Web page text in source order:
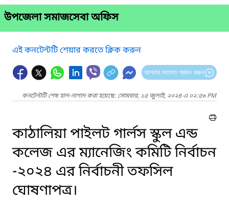
উপজেলা সমাজসেবা অফিস
এই কনটেন্টটি শেয়ার করতে ক্লিক করুন
আপনার মতামত প্রদান করুন
কনটেন্টটি শেষ হাল-নাগাদ করা হয়েছে: সোমবার, ১৫ জুলাই, ২০২৪ এ ০২:৫৬ PM
কাঠালিয়া পাইলট গার্লস স্কুল এন্ড
কলেজ এর ম্যানেজিং কমিটি নির্বাচন
-২০২৪ এর নির্বাচনী তফসিল
ঘোষণাপত্র।